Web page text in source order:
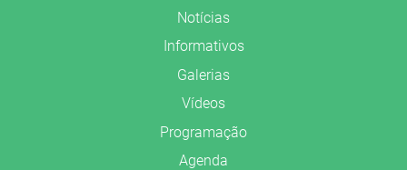
Notícias
Informativos
Galerias
Vídeos
Programação
Agenda